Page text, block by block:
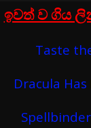
ඉවත් ව ගිය
Taste
Dracula